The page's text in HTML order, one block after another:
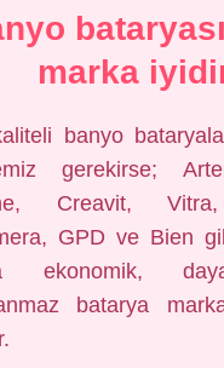
marka
banyo
gerekirse;
Creavit,
GPD ve Bien
ekonomik,
batarya